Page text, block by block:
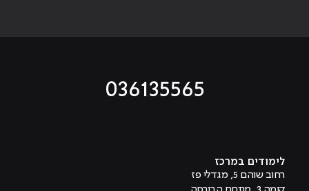
036135565
לימודים במרכז
רחוב שוהם 5, מגדלי פז